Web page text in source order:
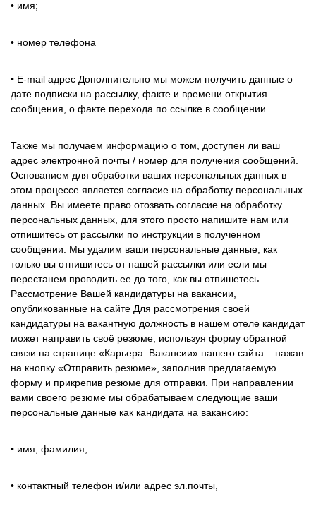
• имя;
• номер телефона
• E-mail адрес Дополнительно мы можем получить данные о
дате подписки на рассылку, факте и времени открытия
сообщения, о факте перехода по ссылке в сообщении.
Также мы получаем информацию о том, доступен ли ваш
адрес электронной почты / номер для получения сообщений.
Основанием для обработки ваших персональных данных в
этом процессе является согласие на обработку персональных
данных. Вы имеете право отозвать согласие на обработку
персональных данных, для этого просто напишите нам или
отпишитесь от рассылки по инструкции в полученном
сообщении. Мы удалим ваши персональные данные, как
только вы отпишитесь от нашей рассылки или если мы
перестанем проводить ее до того, как вы отпишетесь.
Рассмотрение Вашей кандидатуры на вакансии,
опубликованные на сайте Для рассмотрения своей
кандидатуры на вакантную должность в нашем отеле кандидат
может направить своё резюме, используя форму обратной
связи на странице «Карьера Вакансии» нашего сайта – нажав
на кнопку «Отправить резюме», заполнив предлагаемую
форму и прикрепив резюме для отправки. При направлении
вами своего резюме мы обрабатываем следующие ваши
персональные данные как кандидата на вакансию:
• имя, фамилия,
• контактный телефон и/или адрес эл.почты,